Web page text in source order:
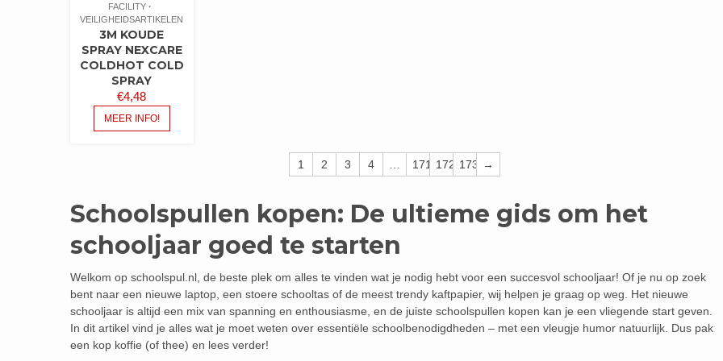
FACILITY
VEILIGHEIDSARTIKELEN
3M KOUDE
SPRAY NEXCARE
COLDHOT COLD
SPRAY
€4,48
MEER INFO!
1 2 3 4 … 171 172 173 →
Schoolspullen kopen: De ultieme gids om het
schooljaar goed te starten
Welkom op schoolspul.nl, de beste plek om alles te vinden wat je nodig hebt voor een succesvol schooljaar! Of je nu op zoek
bent naar een nieuwe laptop, een stoere schooltas of de meest trendy kaftpapier, wij helpen je graag op weg. Het nieuwe
schooljaar is altijd een mix van spanning en enthousiasme, en de juiste schoolspullen kopen kan je een vliegende start geven.
In dit artikel vind je alles wat je moet weten over essentiële schoolbenodigdheden – met een vleugje humor natuurlijk. Dus pak
een kop koffie (of thee) en lees verder!